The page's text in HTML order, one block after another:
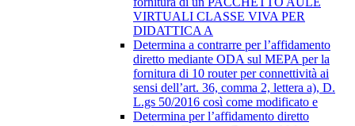
VIRTUALI CLASSE VIVA PER
DIDATTICA A
Determina a contrarre per l’affidamento
diretto mediante ODA sul MEPA per la
fornitura di 10 router per connettività ai
sensi dell’art. 36, comma 2, lettera a), D.
L.gs 50/2016 così come modificato e
Determina per l’affidamento diretto